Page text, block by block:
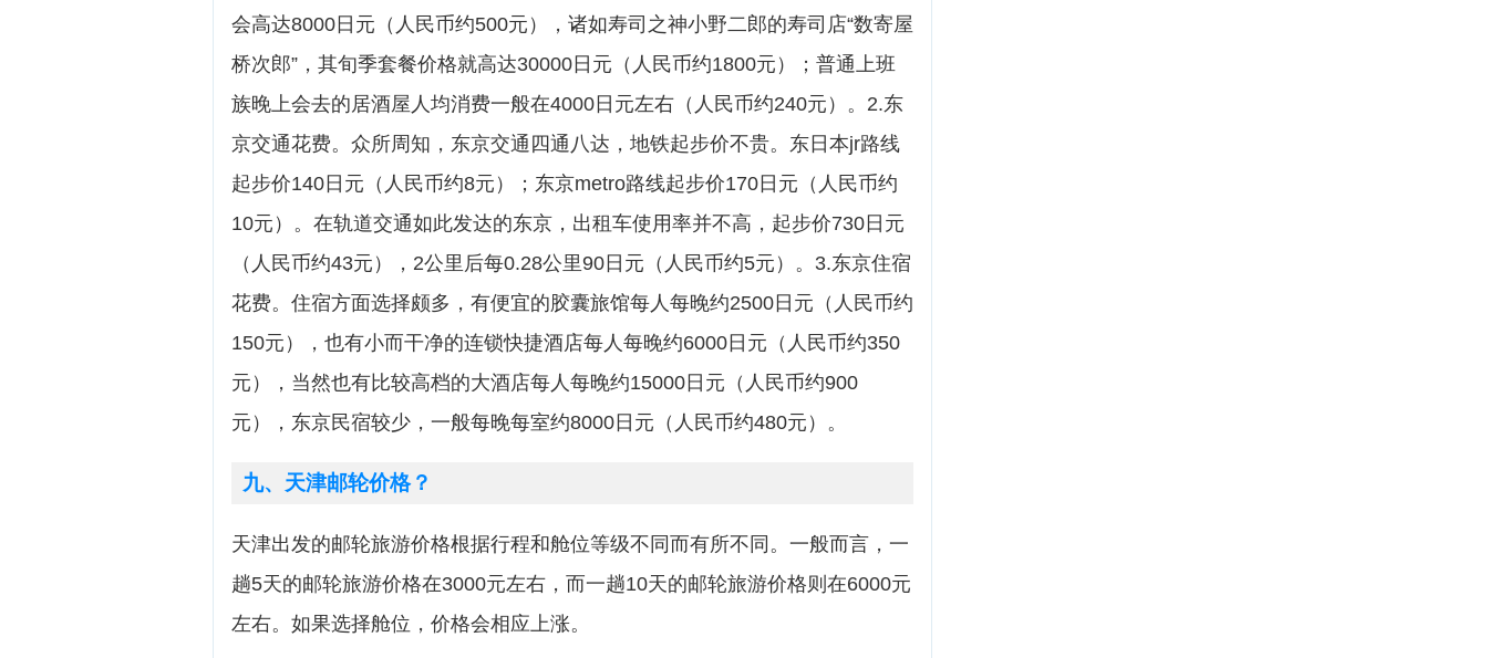
会高达8000日元（人民币约500元），诸如寿司之神小野二郎的寿司店“数寄屋
桥次郎”，其旬季套餐价格就高达30000日元（人民币约1800元）；普通上班
族晚上会去的居酒屋人均消费一般在4000日元左右（人民币约240元）。2.东
京交通花费。众所周知，东京交通四通八达，地铁起步价不贵。东日本jr路线
起步价140日元（人民币约8元）；东京metro路线起步价170日元（人民币约
10元）。在轨道交通如此发达的东京，出租车使用率并不高，起步价730日元
（人民币约43元），2公里后每0.28公里90日元（人民币约5元）。3.东京住宿
花费。住宿方面选择颇多，有便宜的胶囊旅馆每人每晚约2500日元（人民币约
150元），也有小而干净的连锁快捷酒店每人每晚约6000日元（人民币约350
元），当然也有比较高档的大酒店每人每晚约15000日元（人民币约900
元），东京民宿较少，一般每晚每室约8000日元（人民币约480元）。
九、天津邮轮价格？
天津出发的邮轮旅游价格根据行程和舱位等级不同而有所不同。一般而言，一
趟5天的邮轮旅游价格在3000元左右，而一趟10天的邮轮旅游价格则在6000元
左右。如果选择舱位，价格会相应上涨。